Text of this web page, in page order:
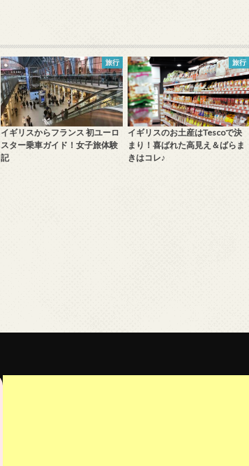
旅行
イギリスからフランス 初ユーロ
スター乗車ガイド！女子旅体験
記
旅行
イギリスのお土産はTescoで決
まり！喜ばれた高見え＆ばらま
きはコレ♪